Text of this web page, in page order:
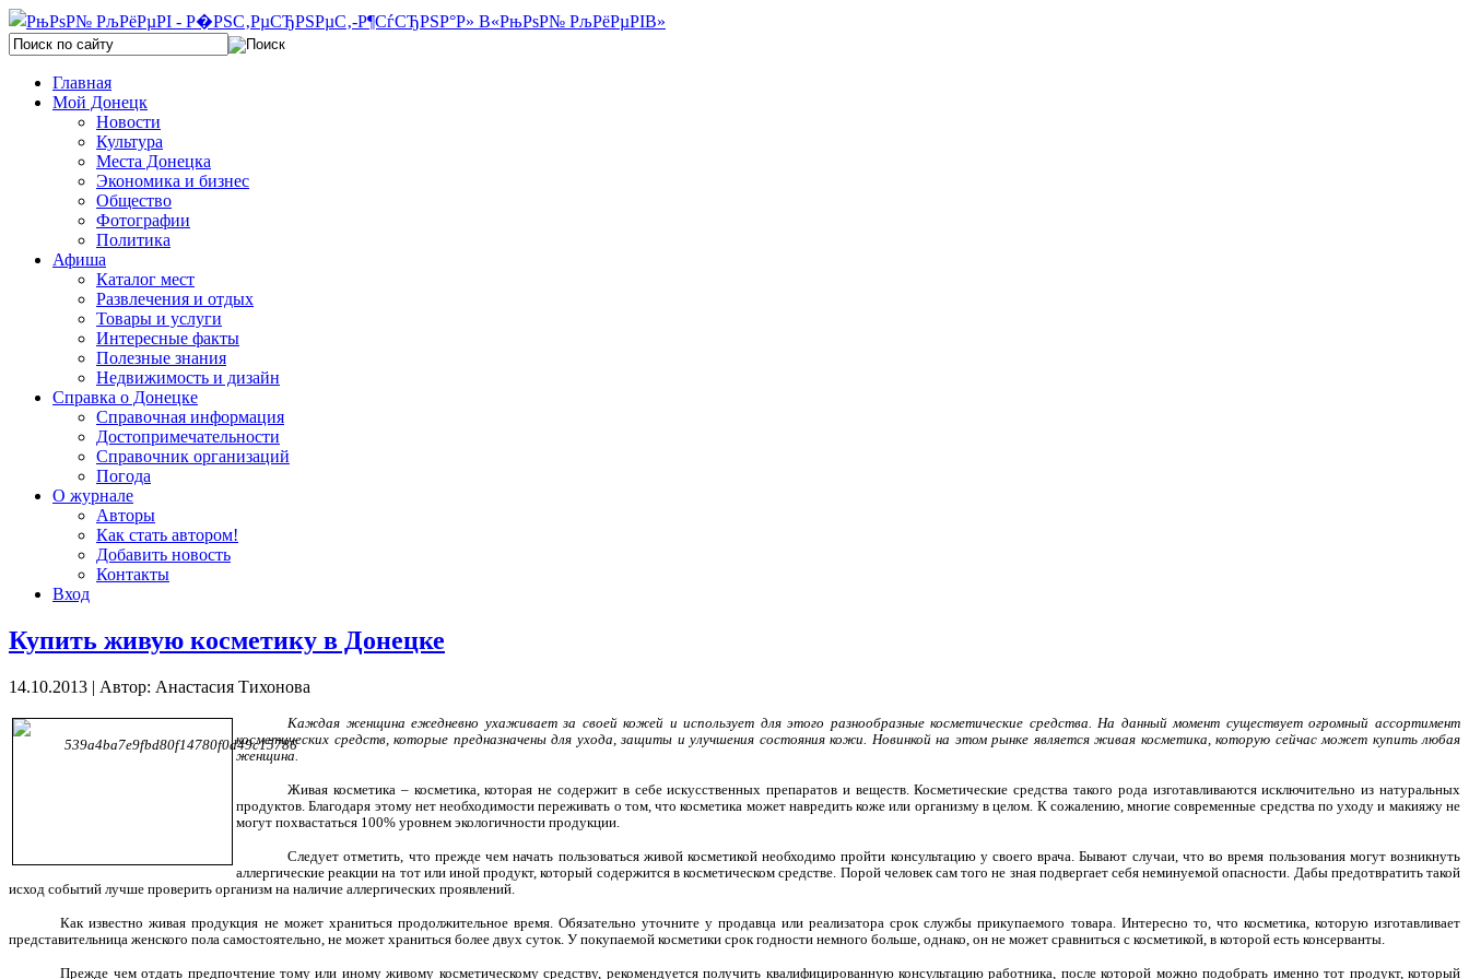
Главная
Мой Донецк
Новости
Культура
Места Донецка
Экономика и бизнес
Общество
Фотографии
Политика
Афиша
Каталог мест
Развлечения и отдых
Товары и услуги
Интересные факты
Полезные знания
Недвижимость и дизайн
Справка о Донецке
Справочная информация
Достопримечательности
Справочник организаций
Погода
О журнале
Авторы
Как стать автором!
Добавить новость
Контакты
Вход
Купить живую косметику в Донецке
14.10.2013 | Автор: Анастасия Тихонова
Каждая женщина ежедневно ухаживает за своей кожей и использует для этого разнообразные косметические средства. На данный момент существует огромный ассортимент
косметических средств, которые предназначены для ухода, защиты и улучшения состояния кожи. Новинкой на этом рынке является живая косметика, которую сейчас может купить любая
женщина.
Живая косметика – косметика, которая не содержит в себе искусственных препаратов и веществ. Косметические средства такого рода изготавливаются исключительно из натуральных
продуктов. Благодаря этому нет необходимости переживать о том, что косметика может навредить коже или организму в целом. К сожалению, многие современные средства по уходу и макияжу не
могут похвастаться 100% уровнем экологичности продукции.
Следует отметить, что прежде чем начать пользоваться живой косметикой необходимо пройти консультацию у своего врача. Бывают случаи, что во время пользования могут возникнуть
аллергические реакции на тот или иной продукт, который содержится в косметическом средстве. Порой человек сам того не зная подвергает себя неминуемой опасности. Дабы предотвратить такой
исход событий лучше проверить организм на наличие аллергических проявлений.
Как известно живая продукция не может храниться продолжительное время. Обязательно уточните у продавца или реализатора срок службы прикупаемого товара. Интересно то, что косметика, которую изготавливает
представительница женского пола самостоятельно, не может храниться более двух суток. У покупаемой косметики срок годности немного больше, однако, он не может сравниться с косметикой, в которой есть консерванты.
Прежде чем отдать предпочтение тому или иному живому косметическому средству, рекомендуется получить квалифицированную консультацию работника, после которой можно подобрать именно тот продукт, который